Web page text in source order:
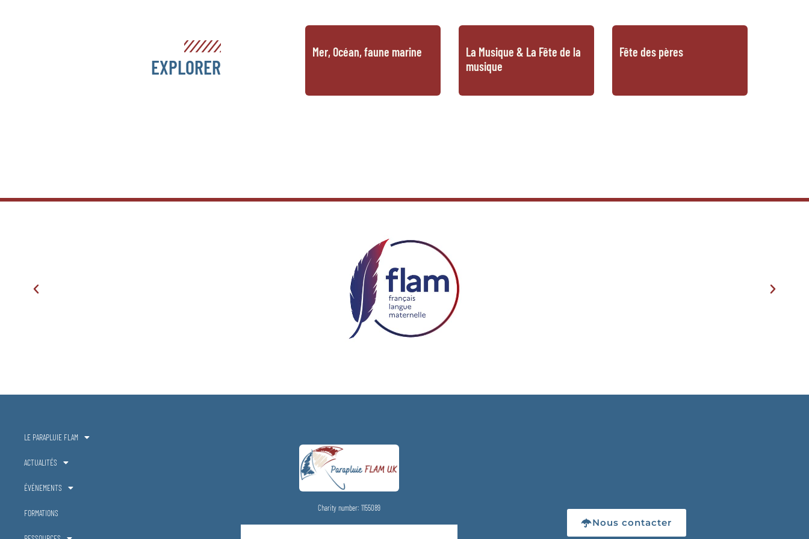
EXPLORER
Mer, Océan, faune marine
La Musique & La Fête de la
musique
Fête des pères
LE PARAPLUIE FLAM
ACTUALITÉS
ÉVÉNEMENTS
FORMATIONS
Charity number: 1155089
Nous contacter